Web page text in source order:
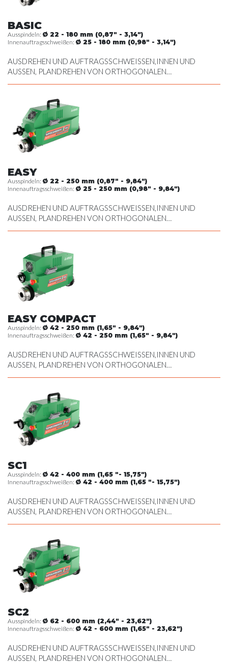
BASIC
Ausspindeln: Ø 22 - 180 mm (0,87" - 3,14")
Innenauftragsschweißen: Ø 25 - 180 mm (0,98" - 3,14")
AUSDREHEN UND AUFTRAGSSCHWEISSEN,INNEN UND
AUSSEN, PLANDREHEN VON ORTHOGONALEN
EASY
Ausspindeln: Ø 22 - 250 mm (0,87" - 9,84")
Innenauftragsschweißen: Ø 25 - 250 mm (0,98" - 9,84")
AUSDREHEN UND AUFTRAGSSCHWEISSEN,INNEN UND
AUSSEN, PLANDREHEN VON ORTHOGONALEN
EASY COMPACT
Ausspindeln: Ø 42 - 250 mm (1,65" - 9,84")
Innenauftragsschweißen: Ø 42 - 250 mm (1,65" - 9,84")
AUSDREHEN UND AUFTRAGSSCHWEISSEN,INNEN UND
AUSSEN, PLANDREHEN VON ORTHOGONALEN
SC1
Ausspindeln: Ø 42 - 400 mm (1,65 "- 15,75")
Innenauftragsschweißen: Ø 42 - 400 mm (1,65 "- 15,75")
AUSDREHEN UND AUFTRAGSSCHWEISSEN,INNEN UND
AUSSEN, PLANDREHEN VON ORTHOGONALEN
DREHEN AM AUSSENDURCHMESSER
SC2
Ausspindeln: Ø 62 - 600 mm (2,44" - 23,62")
Innenauftragsschweißen: Ø 42 - 600 mm (1,65" - 23,62")
AUSDREHEN UND AUFTRAGSSCHWEISSEN,INNEN UND
AUSSEN, PLANDREHEN VON ORTHOGONALEN